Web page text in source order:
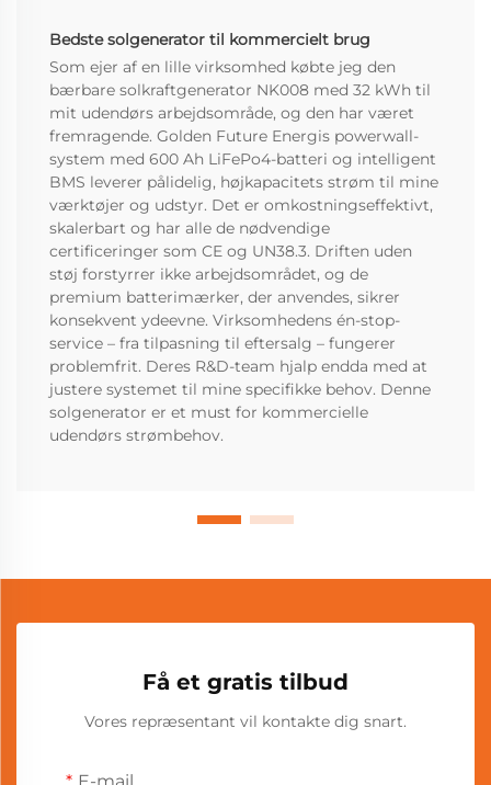
Bedste solgenerator til kommercielt brug
Som ejer af en lille virksomhed købte jeg den
bærbare solkraftgenerator NK008 med 32 kWh til
mit udendørs arbejdsområde, og den har været
fremragende. Golden Future Energis powerwall-
system med 600 Ah LiFePo4-batteri og intelligent
BMS leverer pålidelig, højkapacitets strøm til mine
værktøjer og udstyr. Det er omkostningseffektivt,
skalerbart og har alle de nødvendige
certificeringer som CE og UN38.3. Driften uden
støj forstyrrer ikke arbejdsområdet, og de
premium batterimærker, der anvendes, sikrer
konsekvent ydeevne. Virksomhedens én-stop-
service – fra tilpasning til eftersalg – fungerer
problemfrit. Deres R&D-team hjalp endda med at
justere systemet til mine specifikke behov. Denne
solgenerator er et must for kommercielle
udendørs strømbehov.
Få et gratis tilbud
Vores repræsentant vil kontakte dig snart.